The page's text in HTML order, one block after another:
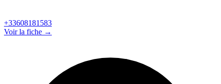
+33608181583
Voir la fiche →